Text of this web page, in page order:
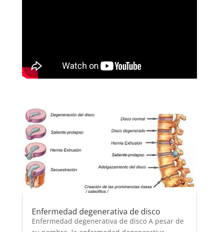
Enfermedad degenerativa de disco
Enfermedad degenerativa de disco A pesar de